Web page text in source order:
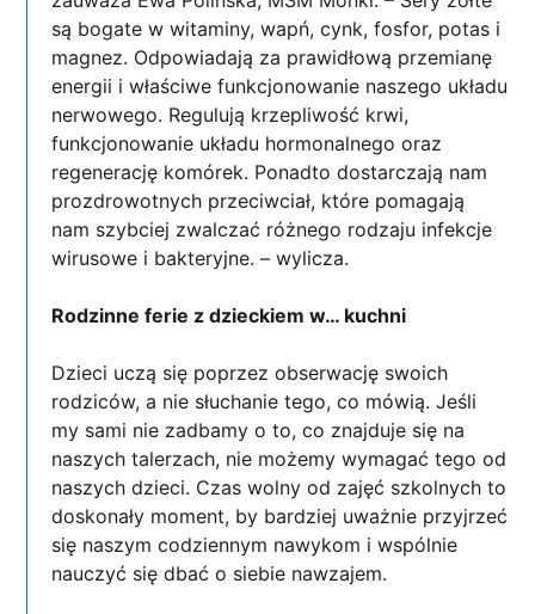
są bogate w witaminy, wapń, cynk, fosfor, potas i
magnez. Odpowiadają za prawidłową przemianę
energii i właściwe funkcjonowanie naszego układu
nerwowego. Regulują krzepliwość krwi,
funkcjonowanie układu hormonalnego oraz
regenerację komórek. Ponadto dostarczają nam
prozdrowotnych przeciwciał, które pomagają
nam szybciej zwalczać różnego rodzaju infekcje
wirusowe i bakteryjne. – wylicza.
Rodzinne ferie z dzieckiem w… kuchni
Dzieci uczą się poprzez obserwację swoich
rodziców, a nie słuchanie tego, co mówią. Jeśli
my sami nie zadbamy o to, co znajduje się na
naszych talerzach, nie możemy wymagać tego od
naszych dzieci. Czas wolny od zajęć szkolnych to
doskonały moment, by bardziej uważnie przyjrzeć
się naszym codziennym nawykom i wspólnie
nauczyć się dbać o siebie nawzajem.